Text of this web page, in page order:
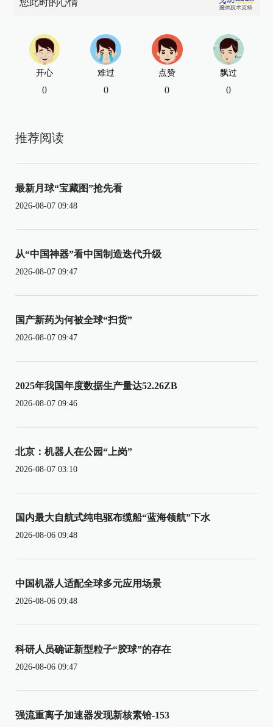
您此时的心情
开心
0
难过
0
点赞
0
飘过
0
推荐阅读
最新月球“宝藏图”抢先看
2026-08-07 09:48
从“中国神器”看中国制造迭代升级
2026-08-07 09:47
国产新药为何被全球“扫货”
2026-08-07 09:47
2025年我国年度数据生产量达52.26ZB
2026-08-07 09:46
北京：机器人在公园“上岗”
2026-08-07 03:10
国内最大自航式纯电驱布缆船“蓝海领航”下水
2026-08-06 09:48
中国机器人适配全球多元应用场景
2026-08-06 09:48
科研人员确证新型粒子“胶球”的存在
2026-08-06 09:47
强流重离子加速器发现新核素铪-153